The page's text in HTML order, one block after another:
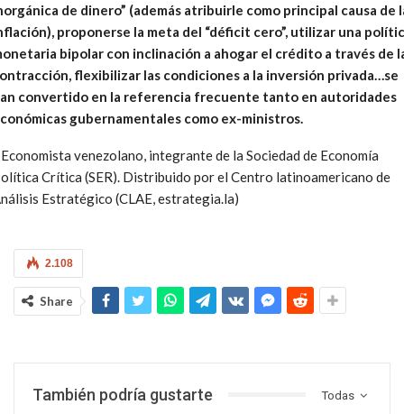
de dinero” (además atribuirle como principal causa de
proponerse la meta del “déficit cero”, utilizar una
bipolar con inclinación a ahogar el crédito a través de
flexibilizar las condiciones a la inversión privada…se
convertido en la referencia frecuente tanto en autoridades
gubernamentales como ex-ministros.
venezolano, integrante de la Sociedad de Economía
Crítica (SER). Distribuido por el Centro latinoamericano de
Estratégico (CLAE, estrategia.la)
2.108
Share
Todas
También podría gustarte